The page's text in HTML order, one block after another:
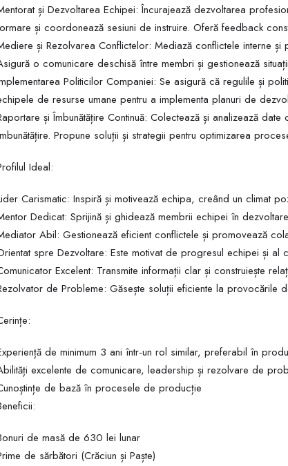
și Dezvoltarea Echipei: Încurajează dezvoltarea
și coordonează sesiuni de instruire. Oferă feedback
și Rezolvarea Conflictelor: Mediază conflictele interne
o comunicare deschisă între membri și gestionează
Politicilor Companiei: Se asigură că regulile și
de resurse umane pentru a implementa planuri de
și Îmbunătățire Continuă: Colectează și analizează
Propune soluții și strategii pentru optimizarea
Ideal:
Carismatic: Inspiră și motivează echipa, creând un climat
Dedicat: Sprijină și ghidează membrii echipei în
Abil: Gestionează eficient conflictele și promovează
spre Dezvoltare: Este motivat de progresul echipei și al
Excelent: Transmite informații clar și construiește
de Probleme: Găsește soluții eficiente la provocările
de minimum 3 ani într-un rol similar, preferabil în
excelente de comunicare, leadership și rezolvare de
de bază în procesele de producție
de masă de 630 lei lunar
de sărbători (Crăciun și Paște)